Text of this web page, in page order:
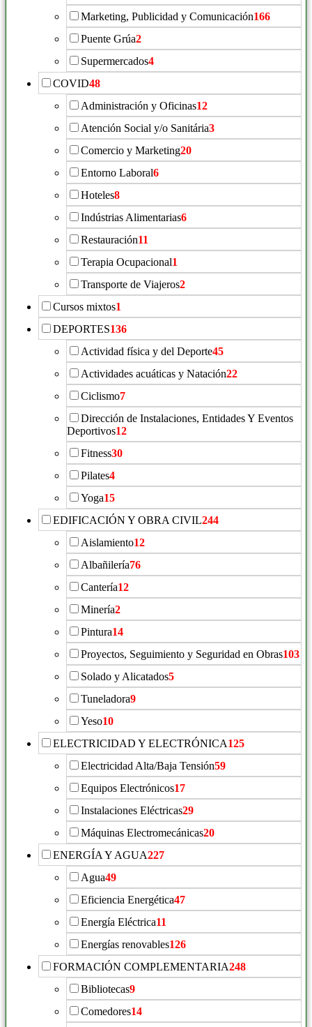
Marketing, Publicidad y Comunicación166
Puente Grúa2
Supermercados4
COVID48
Administración y Oficinas12
Atención Social y/o Sanitária3
Comercio y Marketing20
Entorno Laboral6
Hoteles8
Indústrias Alimentarias6
Restauración11
Terapia Ocupacional1
Transporte de Viajeros2
Cursos mixtos1
DEPORTES136
Actividad física y del Deporte45
Actividades acuáticas y Natación22
Ciclismo7
Dirección de Instalaciones, Entidades Y Eventos
Deportivos12
Fitness30
Pilates4
Yoga15
EDIFICACIÓN Y OBRA CIVIL244
Aislamiento12
Albañilería76
Cantería12
Minería2
Pintura14
Proyectos, Seguimiento y Seguridad en Obras103
Solado y Alicatados5
Tuneladora9
Yeso10
ELECTRICIDAD Y ELECTRÓNICA125
Electricidad Alta/Baja Tensión59
Equipos Electrónicos17
Instalaciones Eléctricas29
Máquinas Electromecánicas20
ENERGÍA Y AGUA227
Agua49
Eficiencia Energética47
Energía Eléctrica11
Energías renovables126
FORMACIÓN COMPLEMENTARIA248
Bibliotecas9
Comedores14